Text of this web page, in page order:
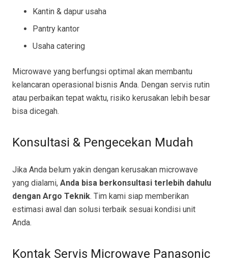
Kantin & dapur usaha
Pantry kantor
Usaha catering
Microwave yang berfungsi optimal akan membantu
kelancaran operasional bisnis Anda. Dengan servis rutin
atau perbaikan tepat waktu, risiko kerusakan lebih besar
bisa dicegah.
Konsultasi & Pengecekan Mudah
Jika Anda belum yakin dengan kerusakan microwave
yang dialami, Anda bisa berkonsultasi terlebih dahulu
dengan Argo Teknik. Tim kami siap memberikan
estimasi awal dan solusi terbaik sesuai kondisi unit
Anda.
Kontak Servis Microwave Panasonic